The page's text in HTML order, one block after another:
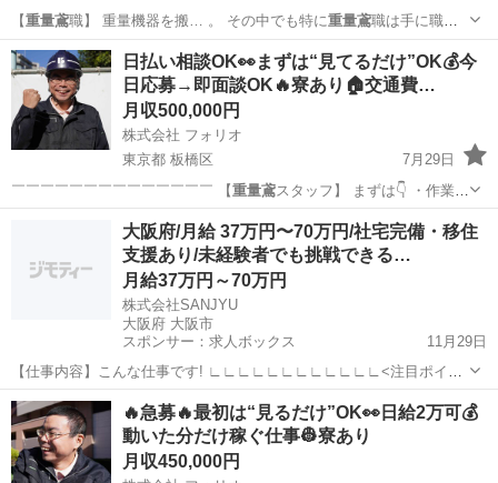
【重量鳶職】 重量機器を搬… 。 その中でも特に重量鳶職は手に職が
つき、…
東京 板橋区 新高島平駅 鳶職 未経験
日払い相談OK👀まずは“見てるだけ”OK💰今
日応募→即面談OK🔥寮あり🏠交通費…
月収500,000円
株式会社 フォリオ
東京都 板橋区
7月29日
￣￣￣￣￣￣￣￣￣￣￣￣￣￣ 【重量鳶スタッフ】 まずは👇 ・作業
を…
鳶職 重量鳶
大阪府/月給 37万円〜70万円/社宅完備・移住
支援あり/未経験者でも挑戦できる…
月給37万円～70万円
株式会社SANJYU
大阪府 大阪市
スポンサー：求人ボックス
11月29日
【仕事内容】こんな仕事です! ∟∟∟∟∟∟∟∟∟∟∟∟<注目ポイン
ト>∟∟∟∟∟∟∟∟∟∟∟∟ 経験・資格/免許不問で重量鳶・施工管
理を募集中! うちの会社はおもしろい!笑顔と笑いの絶えない会社 当社
HPの採用情報ページで社風は確...
正社員
🔥急募🔥最初は“見るだけ”OK👀日給2万可💰
動いた分だけ稼ぐ仕事👷寮あり
月収450,000円